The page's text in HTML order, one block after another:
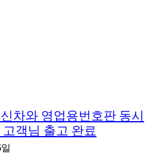
차와 영업용번호판 동시
객님 출고 완료